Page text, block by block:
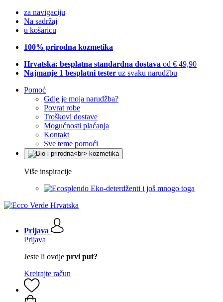
za navigaciju
Na sadržaj
u košaricu
100% prirodna kozmetika
Hrvatska: besplatna standardna dostava od € 49,90
Najmanje 1 besplatni tester uz svaku narudžbu
Pomoć
Gdje je moja narudžba?
Povrat robe
Troškovi dostave
Mogućnosti plaćanja
Kontakt
Sve teme pomoći
Više inspiracije
Eko-deterdženti i još mnogo toga
Prijava
Prijava
Jeste li ovdje prvi put?
Kreirajte račun